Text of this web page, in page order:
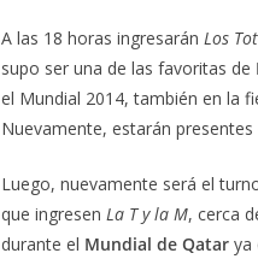
A las 18 horas ingresarán Los
supo ser una de las favoritas de
el Mundial 2014, también en la
Nuevamente, estarán
Luego, nuevamente será el
que ingresen La T y la M, cerca
durante el Mundial de Qatar ya